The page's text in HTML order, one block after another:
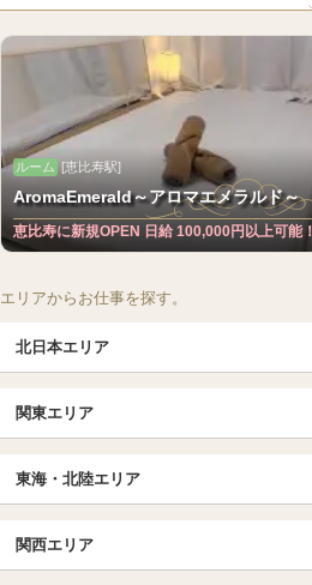
ルーム [恵比寿駅]
AromaEmerald～アロマエメラルド～
恵比寿に新規OPEN 日給 100,000円以上可能！
エリアからお仕事を探す。
北日本エリア
北海道（札幌・旭川・函館）
岩手 (盛岡・北上)
福島 (いわき・郡山)
長野・松本・上田
関東エリア
大宮・浦和・川口
千葉TOP
東海・北陸エリア
愛知（名古屋）
関西エリア